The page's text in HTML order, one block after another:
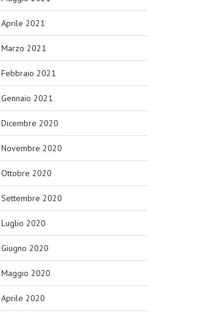
Aprile 2021
Marzo 2021
Febbraio 2021
Gennaio 2021
Dicembre 2020
Novembre 2020
Ottobre 2020
Settembre 2020
Luglio 2020
Giugno 2020
Maggio 2020
Aprile 2020